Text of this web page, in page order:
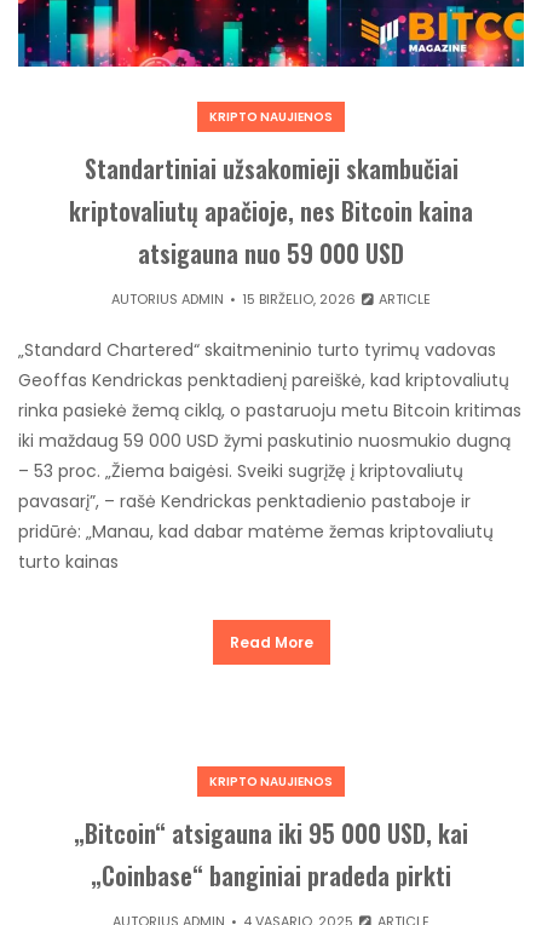
KRIPTO NAUJIENOS
Standartiniai užsakomieji skambučiai
kriptovaliutų apačioje, nes Bitcoin kaina
atsigauna nuo 59 000 USD
AUTORIUS ADMIN 15 BIRŽELIO, 2026 ARTICLE
„Standard Chartered“ skaitmeninio turto tyrimų vadovas
Geoffas Kendrickas penktadienį pareiškė, kad kriptovaliutų
rinka pasiekė žemą ciklą, o pastaruoju metu Bitcoin kritimas
iki maždaug 59 000 USD žymi paskutinio nuosmukio dugną
– 53 proc. „Žiema baigėsi. Sveiki sugrįžę į kriptovaliutų
pavasarį”, – rašė Kendrickas penktadienio pastaboje ir
pridūrė: „Manau, kad dabar matėme žemas kriptovaliutų
turto kainas
Read More
KRIPTO NAUJIENOS
„Bitcoin“ atsigauna iki 95 000 USD, kai
„Coinbase“ banginiai pradeda pirkti